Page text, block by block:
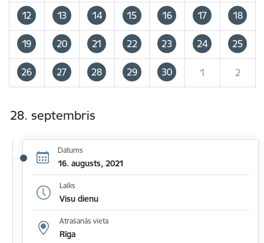
12 13 14 15 16 17 18
19 20 21 22 23 24 25
26 27 28 29 30 1 2
28. septembris
Datums
16. augusts, 2021
Laiks
Visu dienu
Atrašanās vieta
Rīga